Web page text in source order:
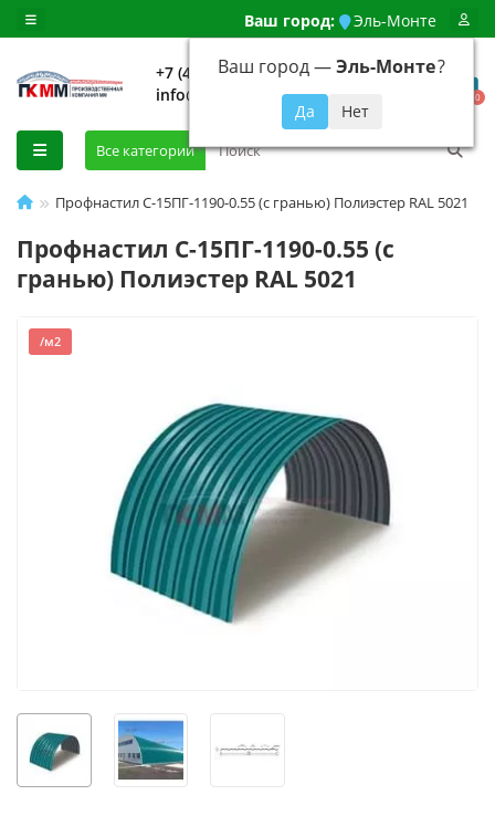
Ваш город: Эль-Монте
Ваш город —Эль-Монте?
+7 (499) 648-92-94
info@evroshtaketnikmoskva.ru
0
Все категории
Профнастил С-15ПГ-1190-0.55 (с гранью) Полиэстер RAL 5021
Профнастил С-15ПГ-1190-0.55 (с
гранью) Полиэстер RAL 5021
/м2